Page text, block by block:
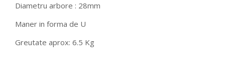
Diametru arbore : 28mm
Maner in forma de U
Greutate aprox: 6.5 Kg